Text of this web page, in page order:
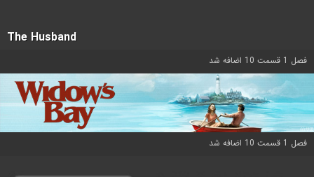
The Husband
فصل 1 قسمت 10 اضافه شد
فصل 1 قسمت 10 اضافه شد